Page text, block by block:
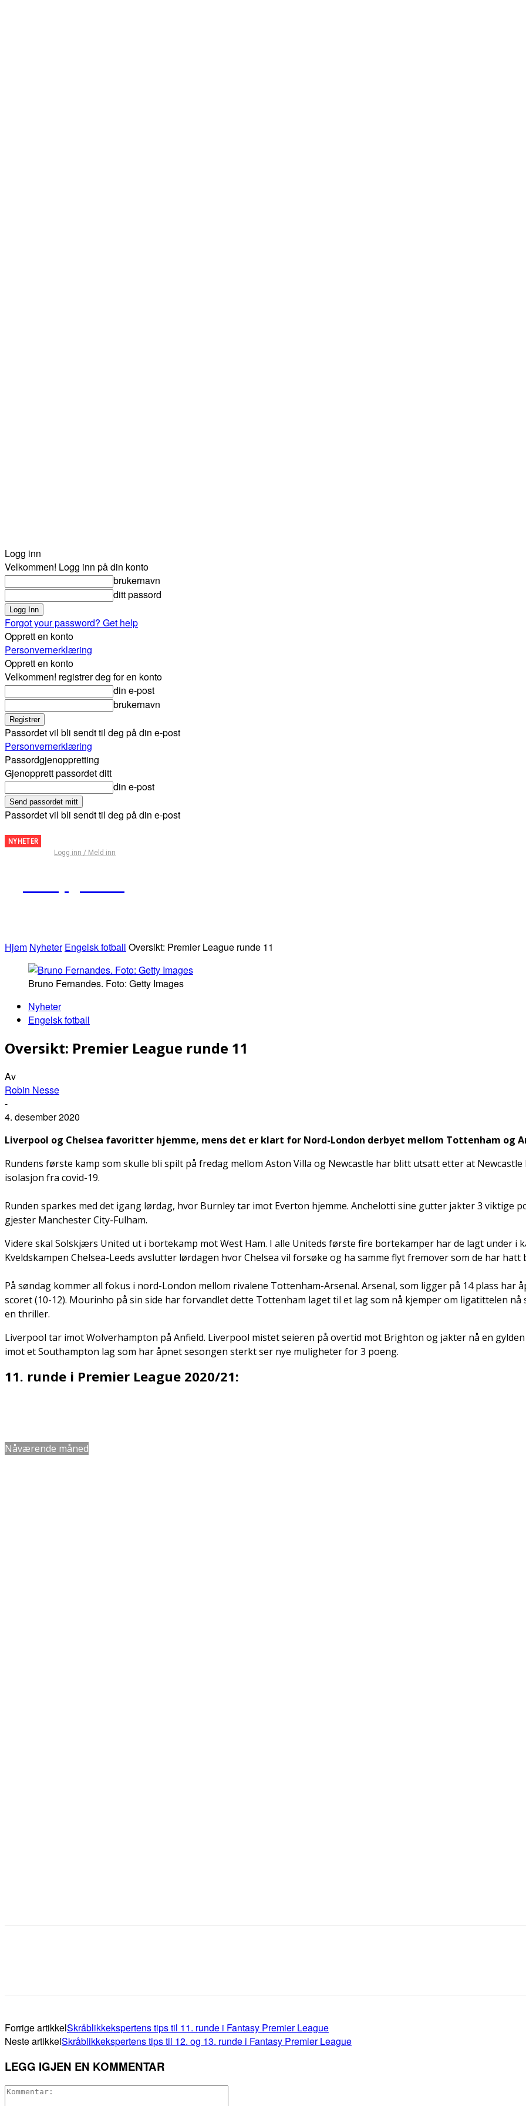
Logg inn
Velkommen! Logg inn på din konto
brukernavn
ditt passord
Forgot your password? Get help
Opprett en konto
Personvernerklæring
Opprett en konto
Velkommen! registrer deg for en konto
din e-post
brukernavn
Passordet vil bli sendt til deg på din e-post
Personvernerklæring
Passordgjenoppretting
Gjenopprett passordet ditt
din e-post
Passordet vil bli sendt til deg på din e-post
NYHETER
Premier
Logg inn / Meld inn
Hjem Nyheter Engelsk fotball Oversikt: Premier League runde 11
Bruno Fernandes. Foto: Getty Images
Nyheter
Engelsk fotball
Oversikt: Premier League runde 11
Av
Robin Nesse
-
4. desember 2020
Liverpool og Chelsea favoritter hjemme, mens det er klart for Nord-London derbyet mellom Tottenham og
Rundens første kamp som skulle bli spilt på fredag mellom Aston Villa og Newcastle har blitt utsatt etter at
isolasjon fra covid-19.
Runden sparkes med det igang lørdag, hvor Burnley tar imot Everton hjemme. Anchelotti sine gutter jakter 3 viktige
gjester Manchester City-Fulham.
Videre skal Solskjærs United ut i bortekamp mot West Ham. I alle Uniteds første fire bortekamper har de lagt under i
Kveldskampen Chelsea-Leeds avslutter lørdagen hvor Chelsea vil forsøke og ha samme flyt fremover som de har hatt
På søndag kommer all fokus i nord-London mellom rivalene Tottenham-Arsenal. Arsenal, som ligger på 14 plass har
scoret (10-12). Mourinho på sin side har forvandlet dette Tottenham laget til et lag som nå kjemper om ligatittelen
en thriller.
Liverpool tar imot Wolverhampton på Anfield. Liverpool mistet seieren på overtid mot Brighton og jakter nå en
imot et Southampton lag som har åpnet sesongen sterkt ser nye muligheter for 3 poeng.
11. runde i Premier League 2020/21:
Nåværende måned
Forrige artikkelSkråblikkekspertens tips til 11. runde i Fantasy Premier League
Neste artikkelSkråblikkekspertens tips til 12. og 13. runde i Fantasy Premier League
LEGG IGJEN EN KOMMENTAR